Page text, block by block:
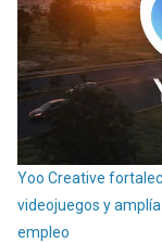
Yoo Creative
videojuegos y
empleo